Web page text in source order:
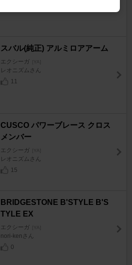
スバル(純正) アルミロアアーム
エクシーガ [YA]
レオニズムさん
11
CUSCO パワーブレース クロス
メンバー
エクシーガ [YA]
レオニズムさん
15
BRIDGESTONE B'STYLE B'S
TYLE EX
エクシーガ [YA]
nori-kenさん
0